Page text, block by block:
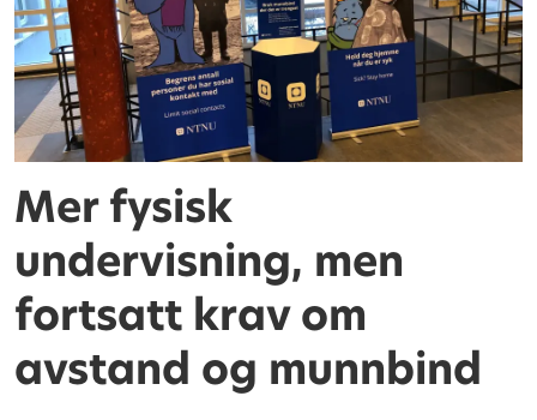
Mer fysisk
undervisning, men
fortsatt krav om
avstand og munnbind